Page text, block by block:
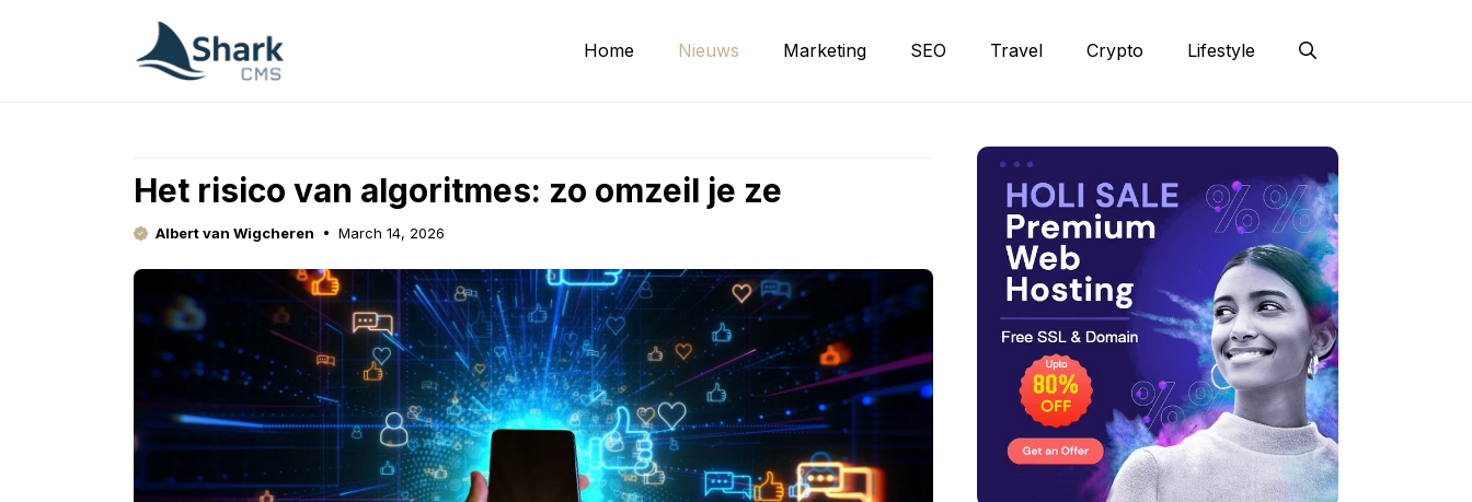
Home Nieuws Marketing SEO Travel Crypto Lifestyle
Het risico van algoritmes: zo omzeil je ze
Albert van Wigcheren March 14, 2026